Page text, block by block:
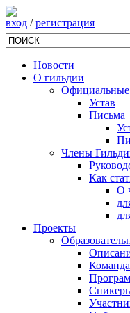
вход /регистрация
Новости
О гильдии
Устав
Письма
Члены
Как
О
Проекты